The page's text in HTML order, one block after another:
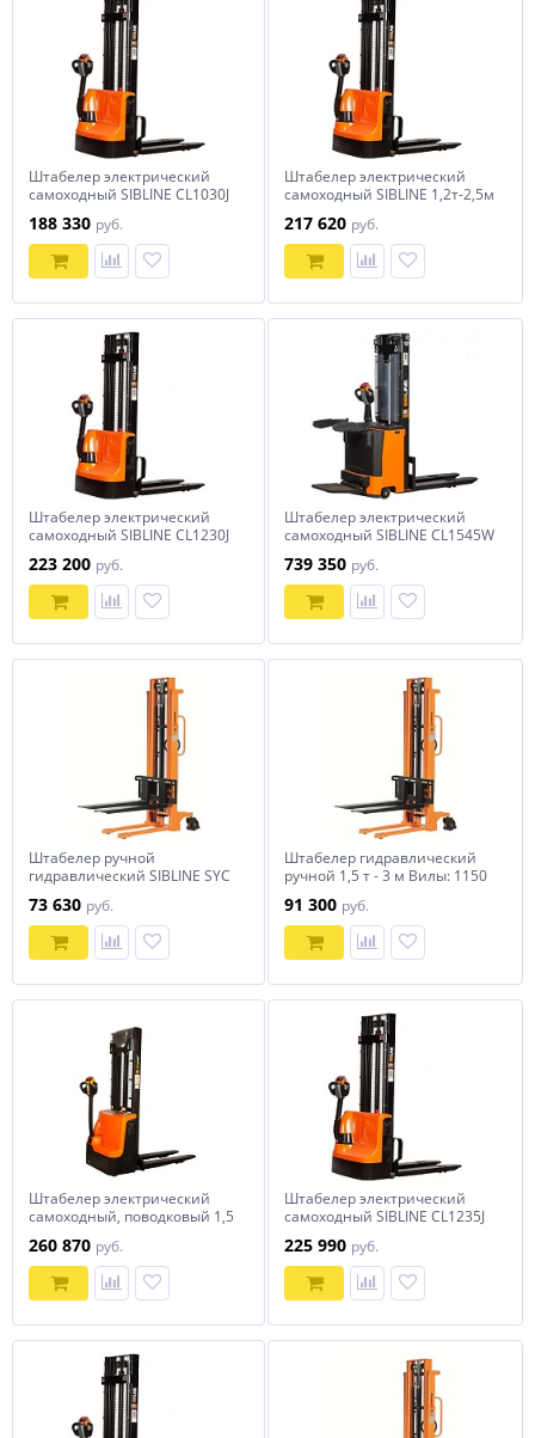
Штабелер электрический
самоходный SIBLINE CL1030J
188 330 руб.
Штабелер электрический
самоходный SIBLINE 1,2т-2,5м
217 620 руб.
Штабелер электрический
самоходный SIBLINE CL1230J
223 200 руб.
Штабелер электрический
самоходный SIBLINE CL1545W
739 350 руб.
Штабелер ручной
гидравлический SIBLINE SYC
73 630 руб.
Штабелер гидравлический
ручной 1,5 т - 3 м Вилы: 1150
91 300 руб.
Штабелер электрический
самоходный, поводковый 1,5
АКБ, WS1530 SIBLINE
260 870 руб.
Штабелер электрический
самоходный SIBLINE CL1235J
225 990 руб.